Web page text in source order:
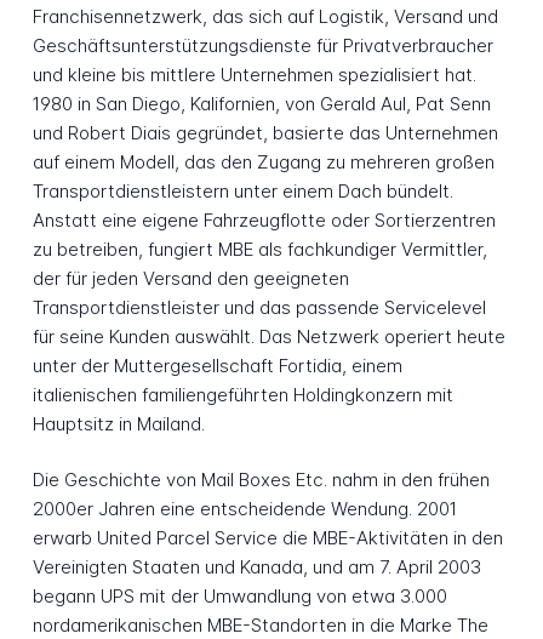
Franchisennetzwerk, das sich auf Logistik, Versand und
Geschäftsunterstützungsdienste für Privatverbraucher
und kleine bis mittlere Unternehmen spezialisiert hat.
1980 in San Diego, Kalifornien, von Gerald Aul, Pat Senn
und Robert Diais gegründet, basierte das Unternehmen
auf einem Modell, das den Zugang zu mehreren großen
Transportdienstleistern unter einem Dach bündelt.
Anstatt eine eigene Fahrzeugflotte oder Sortierzentren
zu betreiben, fungiert MBE als fachkundiger Vermittler,
der für jeden Versand den geeigneten
Transportdienstleister und das passende Servicelevel
für seine Kunden auswählt. Das Netzwerk operiert heute
unter der Muttergesellschaft Fortidia, einem
italienischen familiengeführten Holdingkonzern mit
Hauptsitz in Mailand.
Die Geschichte von Mail Boxes Etc. nahm in den frühen
2000er Jahren eine entscheidende Wendung. 2001
erwarb United Parcel Service die MBE-Aktivitäten in den
Vereinigten Staaten und Kanada, und am 7. April 2003
begann UPS mit der Umwandlung von etwa 3.000
nordamerikanischen MBE-Standorten in die Marke The